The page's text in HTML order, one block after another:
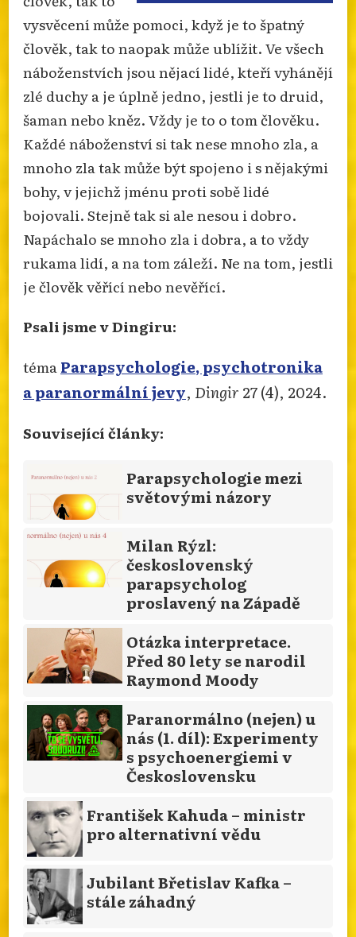
vysvěcení může pomoci, když je to špatný
člověk, tak to naopak může ublížit. Ve všech
náboženstvích jsou nějací lidé, kteří vyhánějí
zlé duchy a je úplně jedno, jestli je to druid,
šaman nebo kněz. Vždy je to o tom člověku.
Každé náboženství si tak nese mnoho zla, a
mnoho zla tak může být spojeno i s nějakými
bohy, v jejichž jménu proti sobě lidé
bojovali. Stejně tak si ale nesou i dobro.
Napáchalo se mnoho zla i dobra, a to vždy
rukama lidí, a na tom záleží. Ne na tom, jestli
je člověk věřící nebo nevěřící.
Psali jsme v Dingiru:
téma Parapsychologie, psychotronika
a paranormální jevy, Dingir 27 (4), 2024.
Související články:
Parapsychologie mezi
světovými názory
Milan Rýzl:
československý
parapsycholog
proslavený na Západě
Otázka interpretace.
Před 80 lety se narodil
Raymond Moody
Paranormálno (nejen) u
nás (1. díl): Experimenty
s psychoenergiemi v
Československu
František Kahuda – ministr
pro alternativní vědu
Jubilant Břetislav Kafka –
stále záhadný